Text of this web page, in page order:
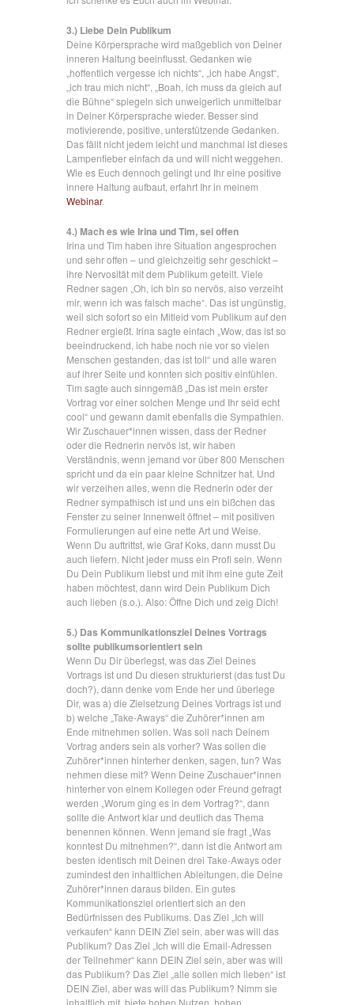
3.) Liebe Dein Publikum
Deine Körpersprache wird maßgeblich von Deiner
inneren Haltung beeinflusst. Gedanken wie
„hoffentlich vergesse ich nichts“, „ich habe Angst“,
„ich trau mich nicht“, „Boah, ich muss da gleich auf
die Bühne“ spiegeln sich unweigerlich unmittelbar
in Deiner Körpersprache wieder. Besser sind
motivierende, positive, unterstützende Gedanken.
Das fällt nicht jedem leicht und manchmal ist dieses
Lampenfieber einfach da und will nicht weggehen.
Wie es Euch dennoch gelingt und Ihr eine positive
innere Haltung aufbaut, erfahrt Ihr in meinem
Webinar.
4.) Mach es wie Irina und Tim, sei offen
Irina und Tim haben ihre Situation angesprochen
und sehr offen – und gleichzeitig sehr geschickt –
ihre Nervosität mit dem Publikum geteilt. Viele
Redner sagen „Oh, ich bin so nervös, also verzeiht
mir, wenn ich was falsch mache“. Das ist ungünstig,
weil sich sofort so ein Mitleid vom Publikum auf den
Redner ergießt. Irina sagte einfach „Wow, das ist so
beeindruckend, ich habe noch nie vor so vielen
Menschen gestanden, das ist toll“ und alle waren
auf ihrer Seite und konnten sich positiv einfühlen.
Tim sagte auch sinngemäß „Das ist mein erster
Vortrag vor einer solchen Menge und Ihr seid echt
cool“ und gewann damit ebenfalls die Sympathien.
Wir Zuschauer*innen wissen, dass der Redner
oder die Rednerin nervös ist, wir haben
Verständnis, wenn jemand vor über 800 Menschen
spricht und da ein paar kleine Schnitzer hat. Und
wir verzeihen alles, wenn die Rednerin oder der
Redner sympathisch ist und uns ein bißchen das
Fenster zu seiner Innenwelt öffnet – mit positiven
Formulierungen auf eine nette Art und Weise.
Wenn Du auftrittst, wie Graf Koks, dann musst Du
auch liefern. Nicht jeder muss ein Profi sein. Wenn
Du Dein Publikum liebst und mit ihm eine gute Zeit
haben möchtest, dann wird Dein Publikum Dich
auch lieben (s.o.). Also: Öffne Dich und zeig Dich!
5.) Das Kommunikationsziel Deines Vortrags
sollte publikumsorientiert sein
Wenn Du Dir überlegst, was das Ziel Deines
Vortrags ist und Du diesen strukturierst (das tust Du
doch?), dann denke vom Ende her und überlege
Dir, was a) die Zielsetzung Deines Vortrags ist und
b) welche „Take-Aways“ die Zuhörer*innen am
Ende mitnehmen sollen. Was soll nach Deinem
Vortrag anders sein als vorher? Was sollen die
Zuhörer*innen hinterher denken, sagen, tun? Was
nehmen diese mit? Wenn Deine Zuschauer*innen
hinterher von einem Kollegen oder Freund gefragt
werden „Worum ging es in dem Vortrag?“, dann
sollte die Antwort klar und deutlich das Thema
benennen können. Wenn jemand sie fragt „Was
konntest Du mitnehmen?“, dann ist die Antwort am
besten identisch mit Deinen drei Take-Aways oder
zumindest den inhaltlichen Ableitungen, die Deine
Zuhörer*innen daraus bilden. Ein gutes
Kommunikationsziel orientiert sich an den
Bedürfnissen des Publikums. Das Ziel „Ich will
verkaufen“ kann DEIN Ziel sein, aber was will das
Publikum? Das Ziel „Ich will die Email-Adressen
der Teilnehmer“ kann DEIN Ziel sein, aber was will
das Publikum? Das Ziel „alle sollen mich lieben“ ist
DEIN Ziel, aber was will das Publikum? Nimm sie
inhaltlich mit, biete hohen Nutzen, hohen,